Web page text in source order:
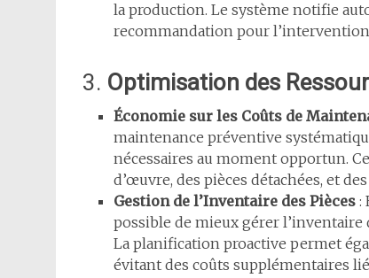
la production. Le système notifie
recommandation pour
3. Optimisation des
Économie sur les Coûts de
maintenance préventive
nécessaires au moment opportun.
d’œuvre, des pièces détachées, et
Gestion de l’Inventaire des Pièces :
possible de mieux gérer l’inventaire
La planification proactive permet
évitant des coûts supplémentaires